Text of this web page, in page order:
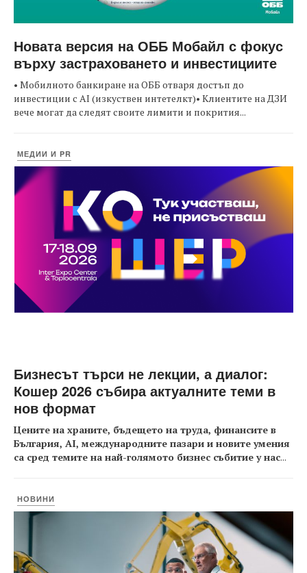
Новата версия на ОББ Мобайл с фокус
върху застраховането и инвестициите
• Мобилното банкиране на ОББ отваря достъп до
инвестиции с AI (изкуствен интетелкт)• Клиентите на ДЗИ
вече могат да следят своите лимити и покрития...
МЕДИИ И PR
Бизнесът търси не лекции, а диалог:
Кошер 2026 събира актуалните теми в
нов формат
Цените на храните, бъдещето на труда, финансите в
България, AI, международните пазари и новите умения
са сред темите на най-голямото бизнес събитие у нас...
НОВИНИ